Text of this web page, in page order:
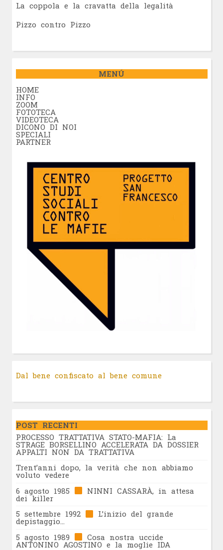
La coppola e la cravatta della legalità
Pizzo contro Pizzo
MENÚ
HOME
INFO
ZOOM
FOTOTECA
VIDEOTECA
DICONO DI NOI
SPECIALI
PARTNER
Dal bene confiscato al bene comune
POST RECENTI
PROCESSO TRATTATIVA STATO-MAFIA: La
STRAGE BORSELLINO ACCELERATA DA DOSSIER
APPALTI NON DA TRATTATIVA
Trent’anni dopo, la verità che non abbiamo
voluto vedere
6 agosto 1985
NINNI CASSARÀ, in attesa
dei killer
5 settembre 1992
L’inizio del grande
depistaggio…
5 agosto 1989
Cosa nostra uccide
ANTONINO AGOSTINO e la moglie IDA